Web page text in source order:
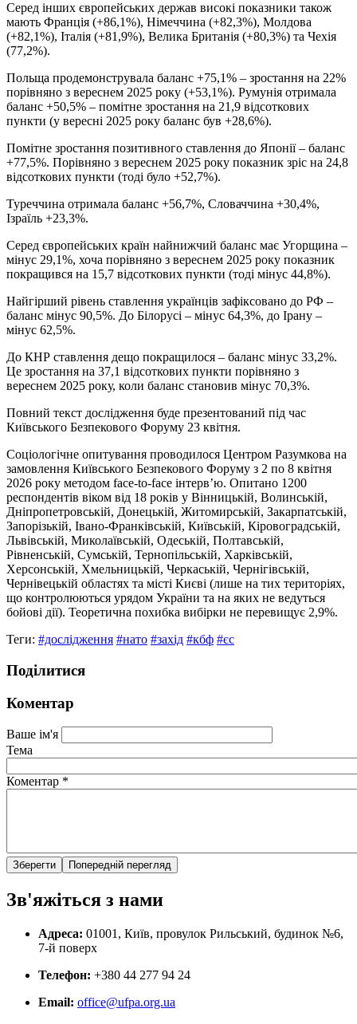
Серед інших європейських держав високі показники також
мають Франція (+86,1%), Німеччина (+82,3%), Молдова
(+82,1%), Італія (+81,9%), Велика Британія (+80,3%) та Чехія
(77,2%).
Польща продемонструвала баланс +75,1% – зростання на 22%
порівняно з вереснем 2025 року (+53,1%). Румунія отримала
баланс +50,5% – помітне зростання на 21,9 відсоткових
пункти (у вересні 2025 року баланс був +28,6%).
Помітне зростання позитивного ставлення до Японії – баланс
+77,5%. Порівняно з вереснем 2025 року показник зріс на 24,8
відсоткових пункти (тоді було +52,7%).
Туреччина отримала баланс +56,7%, Словаччина +30,4%,
Ізраїль +23,3%.
Серед європейських країн найнижчий баланс має Угорщина –
мінус 29,1%, хоча порівняно з вереснем 2025 року показник
покращився на 15,7 відсоткових пункти (тоді мінус 44,8%).
Найгірший рівень ставлення українців зафіксовано до РФ –
баланс мінус 90,5%. До Білорусі – мінус 64,3%, до Ірану –
мінус 62,5%.
До КНР ставлення дещо покращилося – баланс мінус 33,2%.
Це зростання на 37,1 відсоткових пункти порівняно з
вереснем 2025 року, коли баланс становив мінус 70,3%.
Повний текст дослідження буде презентований під час
Київського Безпекового Форуму 23 квітня.
Соціологічне опитування проводилося Центром Разумкова на
замовлення Київського Безпекового Форуму з 2 по 8 квітня
2026 року методом face-to-face інтерв’ю. Опитано 1200
респондентів віком від 18 років у Вінницькій, Волинській,
Дніпропетровській, Донецькій, Житомирській, Закарпатській,
Запорізькій, Івано-Франківській, Київській, Кіровоградській,
Львівській, Миколаївській, Одеській, Полтавській,
Рівненській, Сумській, Тернопільській, Харківській,
Херсонській, Хмельницькій, Черкаській, Чернігівській,
Чернівецькій областях та місті Києві (лише на тих територіях,
що контролюються урядом України та на яких не ведуться
бойові дії). Теоретична похибка вибірки не перевищує 2,9%.
Теги: #дослідження #нато #захід #кбф #єс
Поділитися
Коментар
Ваше ім'я
Тема
Коментар *
Зв'яжіться з нами
Адреса: 01001, Київ, провулок Рильський, будинок №6,
7-й поверх
Телефон: +380 44 277 94 24
Email: office@ufpa.org.ua